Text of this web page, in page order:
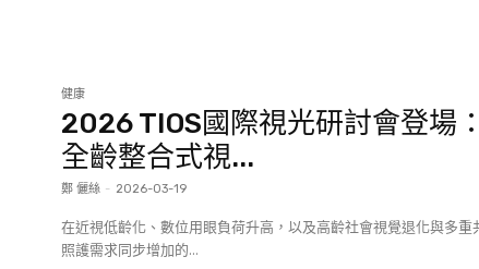
健康
2026 TIOS國際視光研討會登場：
全齡整合式視...
鄭 儷絲 - 2026-03-19
在近視低齡化、數位用眼負荷升高，以及高齡社會視覺退化與多重
照護需求同步增加的...